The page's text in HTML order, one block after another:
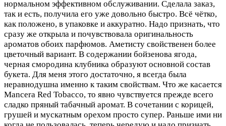
нормальном эффективном обслуживании. Сделала заказ,
так и есть, получила его уже довольно быстро. Всё чётко,
как положено, в упаковке и аккуратно. Надо признать, что
сразу же открыла и почувствовала оригинальность
ароматов обоих парфюмов. Аметисту свойственен более
цветочный вариант. В содержании бойзенова ягода,
черная смородина клубника образуют основной состав
букета. Для меня этого достаточно, я всегда была
неравнодушна именно к таким свойствам. Что же касается
Mancera Red Tobacco, то явно чувствуется прежде всего
сладко пряный табачный аромат. В сочетании с корицей,
грушей и мускатным орехом просто супер. Раньше ими ни